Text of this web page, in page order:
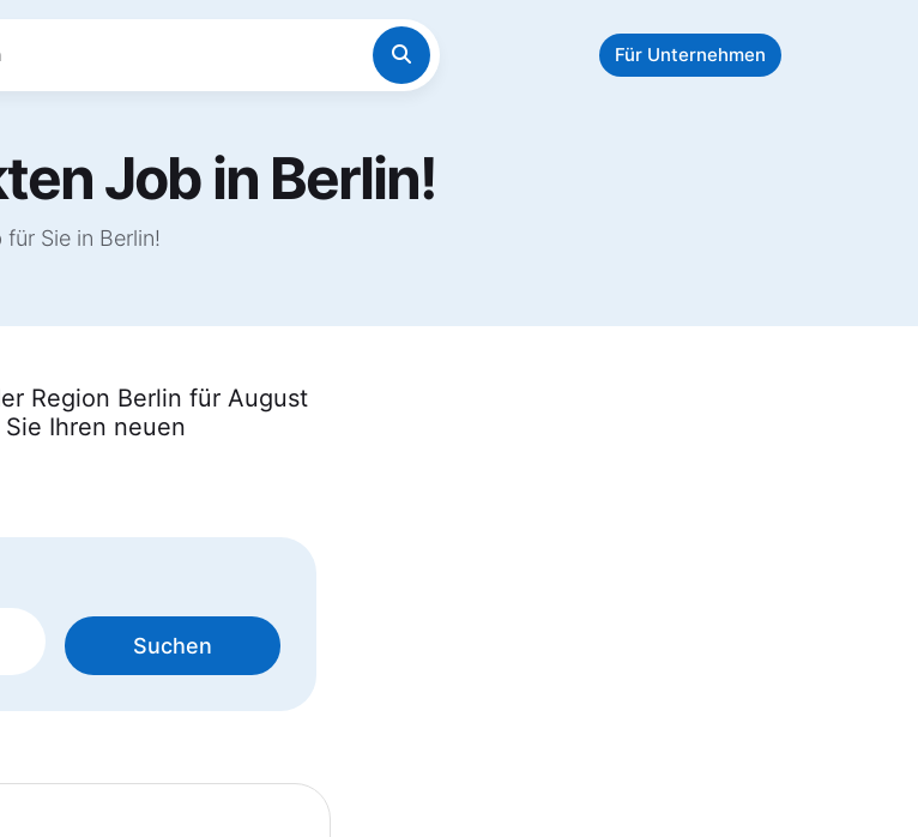
Für Unternehmen
Job in Berlin!
Sie in Berlin!
Region Berlin für August
Ihren neuen
Suchen